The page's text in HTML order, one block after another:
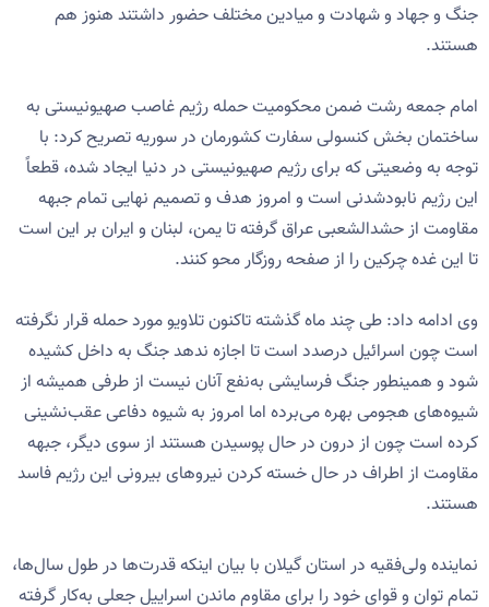
جنگ و جهاد و شهادت و میادین مختلف حضور داشتند هنوز هم
هستند.
امام جمعه رشت ضمن محکومیت حمله رژیم غاصب صهیونیستی به
ساختمان بخش کنسولی سفارت کشورمان در سوریه تصریح کرد: با
توجه به وضعیتی که برای رژیم صهیونیستی در دنیا ایجاد شده، قطعاً
این رژیم نابودشدنی است و امروز هدف و تصمیم نهایی تمام جبهه
مقاومت از حشدالشعبی عراق گرفته تا یمن، لبنان و ایران بر این است
تا این غده چرکین را از صفحه روزگار محو کنند.
وی ادامه داد: طی چند ماه گذشته تاکنون تلاویو مورد حمله قرار نگرفته
است چون اسرائیل درصدد است تا اجازه ندهد جنگ به داخل کشیده
شود و همینطور جنگ فرسایشی به‌نفع آنان نیست از طرفی همیشه از
شیوه‌های هجومی بهره می‌برده اما امروز به شیوه دفاعی عقب‌نشینی
کرده است چون از درون در حال پوسیدن هستند از سوی دیگر، جبهه
مقاومت از اطراف در حال خسته کردن نیروهای بیرونی این رژیم فاسد
هستند.
نماینده ولی‌فقیه در استان گیلان با بیان اینکه قدرت‌ها در طول سال‌ها،
تمام توان و قوای خود را برای مقاوم ماندن اسراییل جعلی به‌کار گرفته